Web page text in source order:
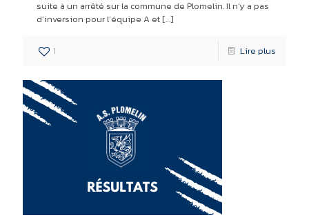
suite à un arrêté sur la commune de Plomelin. Il n’y a pas
d’inversion pour l’équipe A et […]
1 Lire plus